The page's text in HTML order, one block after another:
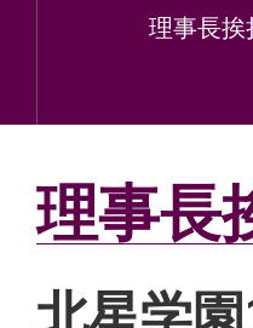
理事長挨
理事長
北星学